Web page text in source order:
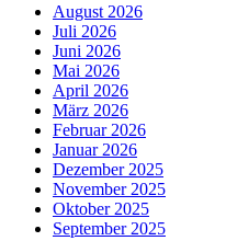
August 2026
Juli 2026
Juni 2026
Mai 2026
April 2026
März 2026
Februar 2026
Januar 2026
Dezember 2025
November 2025
Oktober 2025
September 2025